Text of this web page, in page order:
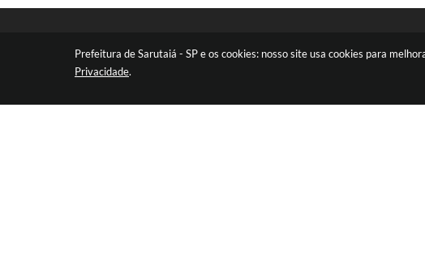
Prefeitura de Sarutaiá - SP e os cookies: nosso site usa cookies para
Privacidade.